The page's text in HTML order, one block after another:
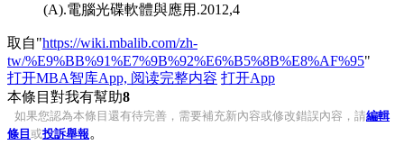
(A).電腦光碟軟體與應用.2012,4
取自"https://wiki.mbalib.com/zh-
tw/%E9%BB%91%E7%9B%92%E6%B5%8B%E8%AF%95"
打开MBA智库App, 阅读完整内容 打开App
本條目對我有幫助8
如果您認為本條目還有待完善，需要補充新內容或修改錯誤內容，請編輯
條目 或投訴舉報 。